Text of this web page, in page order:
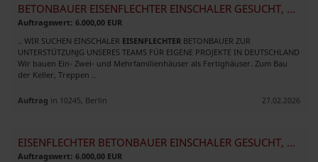
BETONBAUER EISENFLECHTER EINSCHALER GESUCHT, WÖCHENTLICHE AUSZAHLUNG
Auftragswert: 6.000,00 EUR
.. WIR SUCHEN EINSCHALER EISENFLECHTER BETONBAUER ZUR
UNTERSTÜTZUNJG UNSERES TEAMS FÜR EIGENE PROJEKTE IN DEUTSCHLAND
Wir bauen Ein- Zwei- und Mehrfamilienhäuser als Fertighäuser. Zum Bau
der Keller, Treppen ..
Auftrag in 10245, Berlin 27.02.2026
EISENFLECHTER BETONBAUER EINSCHALER GESUCHT, WÖCHENTLICHE AUSZAHLUNG
Auftragswert: 6.000,00 EUR